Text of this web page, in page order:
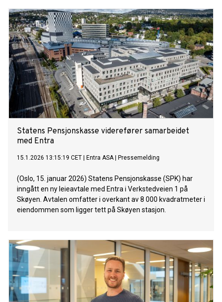
Statens Pensjonskasse viderefører samarbeidet
med Entra
15.1.2026 13:15:19 CET Entra ASA| Pressemelding
(Oslo, 15. januar 2026) Statens Pensjonskasse (SPK) har
inngått en ny leieavtale med Entra i Verkstedveien 1 på
Skøyen. Avtalen omfatter i overkant av 8 000 kvadratmeter i
eiendommen som ligger tett på Skøyen stasjon.